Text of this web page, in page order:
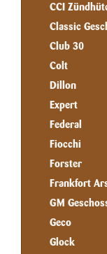
CCI
Classic
Club 30
Colt
Dillon
Expert
Federal
Fiocchi
Forster
Frankfort
GM
Geco
Glock